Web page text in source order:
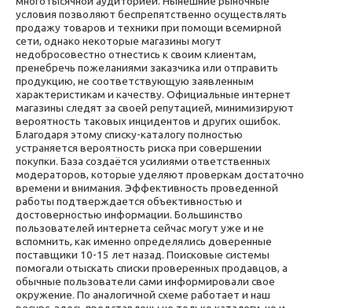
условия позволяют беспрепятственно осуществлять
продажу товаров и техники при помощи всемирной
сети, однако некоторые магазины могут
недобросовестно отнестись к своим клиентам,
пренебречь пожеланиями заказчика или отправить
продукцию, не соответствующую заявленным
характеристикам и качеству. Официальные интернет
магазины следят за своей репутацией, минимизируют
вероятность таковых инцидентов и других ошибок.
Благодаря этому списку-каталогу полностью
устраняется вероятность риска при совершении
покупки. База создаётся усилиями ответственных
модераторов, которые уделяют проверкам достаточно
времени и внимания. Эффективность проведенной
работы подтверждается объективностью и
достоверностью информации. Большинство
пользователей интернета сейчас могут уже и не
вспомнить, как именно определялись доверенные
поставщики 10-15 лет назад. Поисковые системы
помогали отыскать списки проверенных продавцов, а
обычные пользователи сами информировали свое
окружение. По аналогичной схеме работает и наш